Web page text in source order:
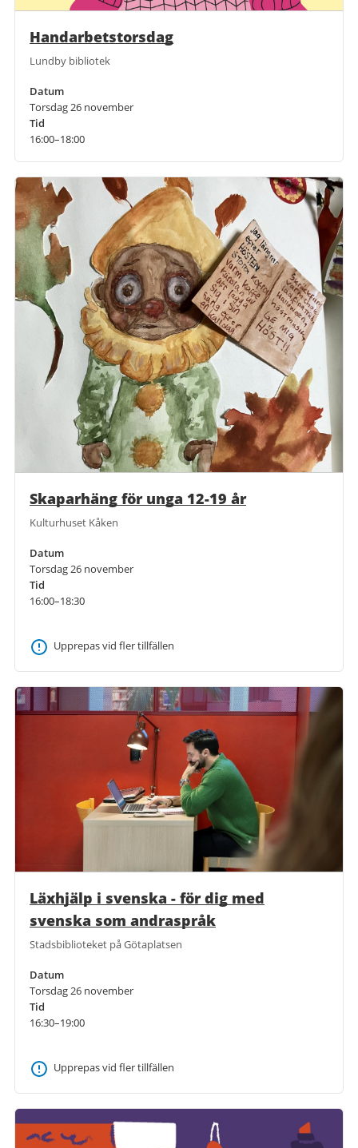
Handarbetstorsdag
Lundby bibliotek
Datum
Torsdag 26 november
Tid
16:00–18:00
Skaparhäng för unga 12-19 år
Kulturhuset Kåken
Datum
Torsdag 26 november
Tid
16:00–18:30
Upprepas vid fler tillfällen
Läxhjälp i svenska - för dig med
svenska som andraspråk
Stadsbiblioteket på Götaplatsen
Datum
Torsdag 26 november
Tid
16:30–19:00
Upprepas vid fler tillfällen